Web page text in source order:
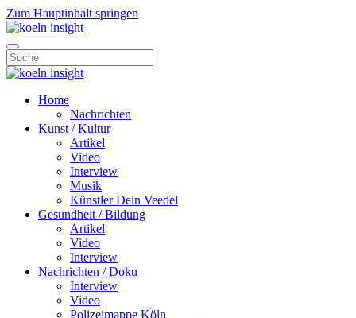
Zum Hauptinhalt springen
Home
Nachrichten
Kunst / Kultur
Artikel
Video
Interview
Musik
Künstler Dein Veedel
Gesundheit / Bildung
Artikel
Video
Interview
Nachrichten / Doku
Interview
Video
Polizeimappe Köln